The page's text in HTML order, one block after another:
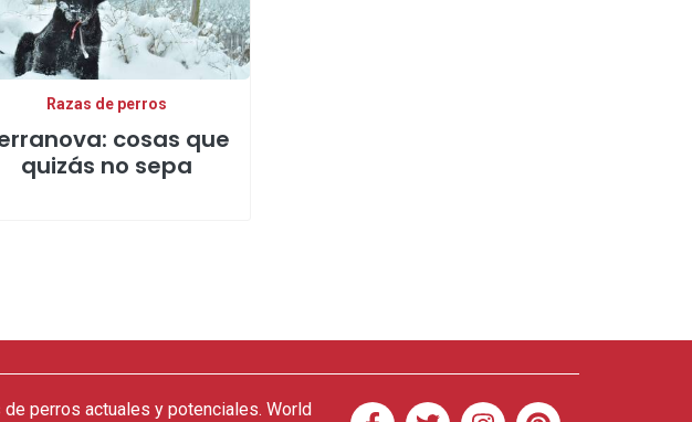
Razas de perros
cosas que
quizás no sepa
perros actuales y potenciales. World